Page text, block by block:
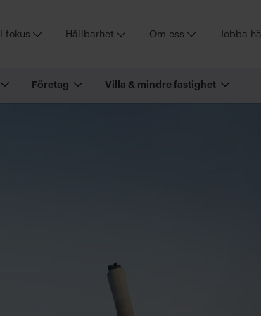
I fokus Hållbarhet Om oss Jobba
Företag Villa & mindre fastighet